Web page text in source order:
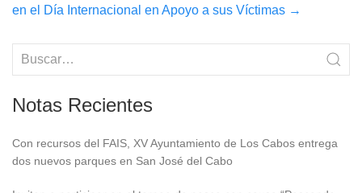
en el Día Internacional en Apoyo a sus Víctimas →
Notas Recientes
Con recursos del FAIS, XV Ayuntamiento de Los Cabos entrega
dos nuevos parques en San José del Cabo